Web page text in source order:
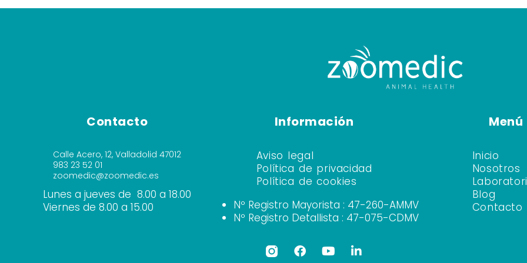
Contacto
Calle Acero, 12, Valladolid 47012
983 23 52 01
zoomedic@zoomedic.es
Lunes a jueves de 8.00 a 18.00
Viernes de 8.00 a 15.00
Información
Aviso legal
Política de privacidad
Política de cookies
Nº Registro Mayorista : 47-260-AMMV
Nº Registro Detallista : 47-075-CDMV
Menú
Inicio
Nosotros
Blog
Contacto